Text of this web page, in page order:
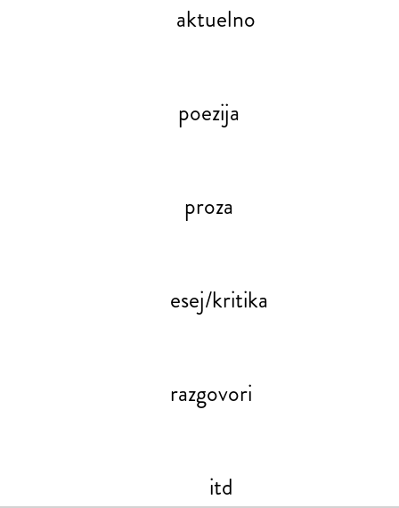
aktuelno
poezija
proza
esej/kritika
razgovori
itd